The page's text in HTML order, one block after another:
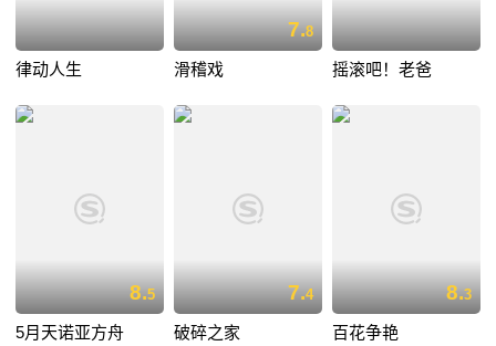
律动人生
7.8
滑稽戏 摇滚吧！老爸
8.5
5月天诺亚方舟
7.4
破碎之家
8.3
百花争艳